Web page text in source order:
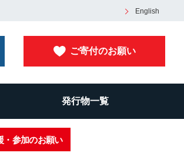
English
ご寄付のお願い
発行物一覧
・参加のお願い